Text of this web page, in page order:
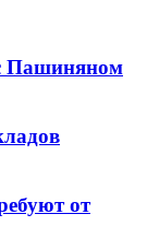
Пашиняном
от